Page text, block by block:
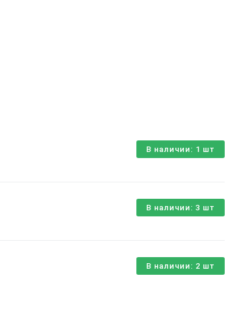
В наличии: 1 шт
В наличии: 3 шт
В наличии: 2 шт